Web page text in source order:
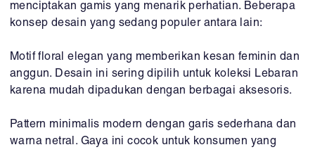
menciptakan gamis yang menarik perhatian. Beberapa
konsep desain yang sedang populer antara lain:
Motif floral elegan yang memberikan kesan feminin dan
anggun. Desain ini sering dipilih untuk koleksi Lebaran
karena mudah dipadukan dengan berbagai aksesoris.
Pattern minimalis modern dengan garis sederhana dan
warna netral. Gaya ini cocok untuk konsumen yang